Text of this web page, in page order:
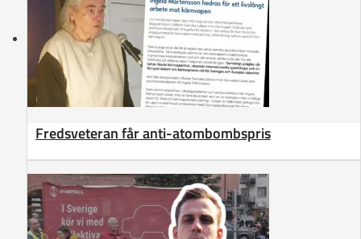
Fredsveteran får anti-atombombspris